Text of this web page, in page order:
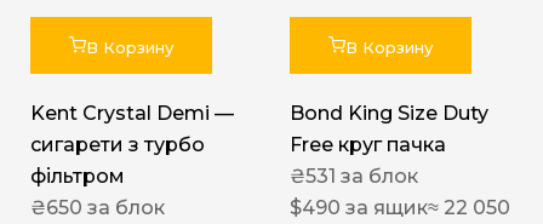
В Корзину
Kent Crystal Demi —
сигарети з турбо
фільтром
₴650 за блок
В Корзину
Bond King Size Duty
Free круг пачка
₴531 за блок
$490 за ящик≈ 22 050